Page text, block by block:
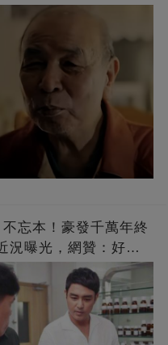
忘本！豪發千萬年終
況曝光，網贊：好老